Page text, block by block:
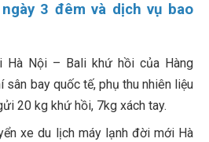
3 đêm và dịch vụ bao
Hà Nội – Bali khứ hồi của Hàng
sân bay quốc tế, phụ thu nhiên liệu
20 kg khứ hồi, 7kg xách tay.
xe du lịch máy lạnh đời mới Hà